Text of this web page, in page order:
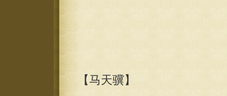
【马天骥】